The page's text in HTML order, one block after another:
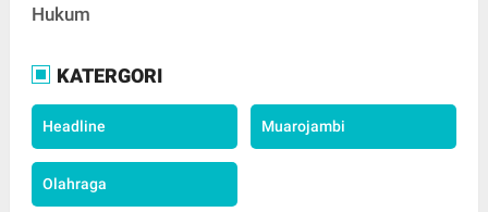
Hukum
KATERGORI
Headline Muarojambi
Olahraga